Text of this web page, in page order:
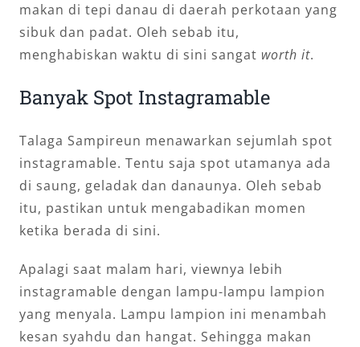
makan di tepi danau di daerah perkotaan yang
sibuk dan padat. Oleh sebab itu,
menghabiskan waktu di sini sangat worth it.
Banyak Spot Instagramable
Talaga Sampireun menawarkan sejumlah spot
instagramable. Tentu saja spot utamanya ada
di saung, geladak dan danaunya. Oleh sebab
itu, pastikan untuk mengabadikan momen
ketika berada di sini.
Apalagi saat malam hari, viewnya lebih
instagramable dengan lampu-lampu lampion
yang menyala. Lampu lampion ini menambah
kesan syahdu dan hangat. Sehingga makan